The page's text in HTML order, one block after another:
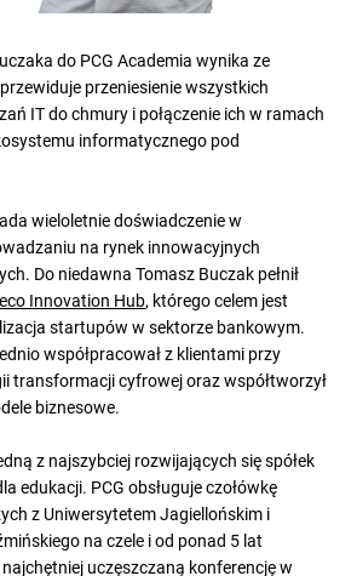
do PCG Academia wynika ze
przeniesienie wszystkich
IT do chmury i połączenie ich w ramach
informatycznego pod
wieloletnie doświadczenie w
na rynek innowacyjnych
Do niedawna Tomasz Buczak pełnił
Innovation Hub, którego celem jest
startupów w sektorze bankowym.
współpracował z klientami przy
transformacji cyfrowej oraz współtworzył
biznesowe.
z najszybciej rozwijających się spółek
edukacji. PCG obsługuje czołówkę
z Uniwersytetem Jagiellońskim i
na czele i od ponad 5 lat
uczęszczaną konferencję w